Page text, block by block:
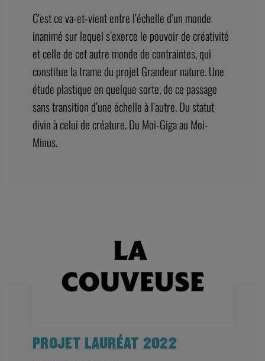
C’est ce va-et-vient entre l’échelle d’un monde
inanimé sur lequel s’exerce le pouvoir de créativité
et celle de cet autre monde de contraintes, qui
constitue la trame du projet Grandeur nature. Une
étude plastique en quelque sorte, de ce passage
sans transition d’une échelle à l’autre. Du statut
divin à celui de créature. Du Moi-Giga au Moi-
Minus.
PROJET LAURÉAT 2022